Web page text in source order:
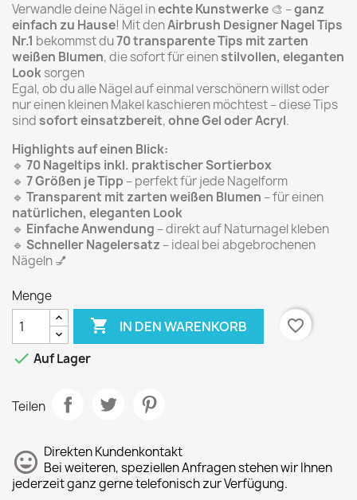
Verwandle deine Nägel inechte Kunstwerke 🎨 –ganz
einfach zu Hause! Mit denAirbrush Designer Nagel Tips
Nr.1 bekommst du70 transparente Tips mit zarten
weißen Blumen, die sofort für einenstilvollen, eleganten
Looksorgen
Egal, ob du alle Nägel auf einmal verschönern willst oder
nur einen kleinen Makel kaschieren möchtest – diese Tips
sindsofort einsatzbereit,ohne Gel oder Acryl.
Highlights auf einen Blick:
🔹 70 Nageltips inkl. praktischer Sortierbox
🔹 7 Größen je Tipp – perfekt für jede Nagelform
🔹 Transparent mit zarten weißen Blumen – für einen
natürlichen, eleganten Look
🔹 Einfache Anwendung – direkt auf Naturnagel kleben
🔹 Schneller Nagelersatz – ideal bei abgebrochenen
Nägeln 💅
Menge
 IN DEN WARENKORB
favorite_border
 Auf Lager
Teilen
Direkten Kundenkontakt
Bei weiteren, speziellen Anfragen stehen wir Ihnen
jederzeit ganz gerne telefonisch zur Verfügung.